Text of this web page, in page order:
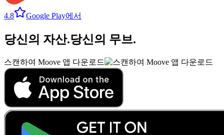
4.8 Google Play에서
당신의 자산.당신의 무브.
스캔하여 Moove 앱 다운로드